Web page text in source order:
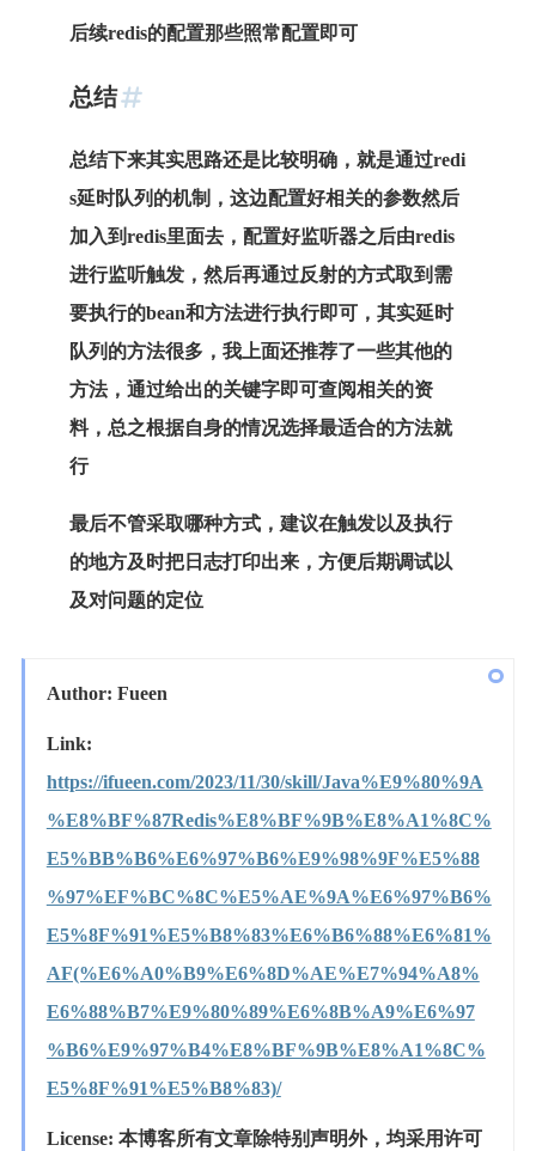
后续redis的配置那些照常配置即可
总结
总结下来其实思路还是比较明确，就是通过redi
s延时队列的机制，这边配置好相关的参数然后
加入到redis里面去，配置好监听器之后由redis
进行监听触发，然后再通过反射的方式取到需
要执行的bean和方法进行执行即可，其实延时
队列的方法很多，我上面还推荐了一些其他的
方法，通过给出的关键字即可查阅相关的资
料，总之根据自身的情况选择最适合的方法就
行
最后不管采取哪种方式，建议在触发以及执行
的地方及时把日志打印出来，方便后期调试以
及对问题的定位
Author: Fueen
Link:
https://ifueen.com/2023/11/30/skill/Java%E9%80%9A
%E8%BF%87Redis%E8%BF%9B%E8%A1%8C%
E5%BB%B6%E6%97%B6%E9%98%9F%E5%88
%97%EF%BC%8C%E5%AE%9A%E6%97%B6%
E5%8F%91%E5%B8%83%E6%B6%88%E6%81%
AF(%E6%A0%B9%E6%8D%AE%E7%94%A8%
E6%88%B7%E9%80%89%E6%8B%A9%E6%97
%B6%E9%97%B4%E8%BF%9B%E8%A1%8C%
E5%8F%91%E5%B8%83)/
License: 本博客所有文章除特别声明外，均采用许可